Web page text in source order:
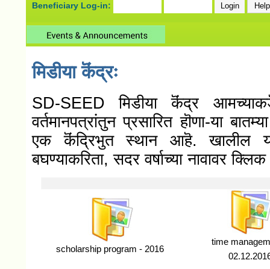
Beneficiary Log-in:
मिडीया कॆंद्रः
SD-SEED मिडीया कॆंद्र आमच्याकडॆ
वर्तमानपत्रांतुन प्रसारित हॊणा-या
एक कॆंद्रिभुत स्थान आहॆ. खालील
बघण्याकरिता, सदर वर्षाच्या नावावर
scholarship program - 2016
time